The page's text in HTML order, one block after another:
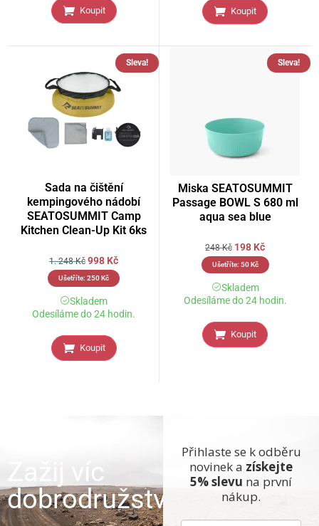
Koupit Koupit
Sleva!
Sada na čištění
kempingového nádobí
SEATOSUMMIT Camp
Kitchen Clean-Up Kit 6ks
1. 248Kč 998 Kč
Ušetříte: 250Kč
Skladem
Odesíláme do 24 hodin.
Koupit
Sleva!
Miska SEATOSUMMIT
Passage BOWL S 680 ml
aqua sea blue
248Kč 198 Kč
Ušetříte: 50Kč
Skladem
Odesíláme do 24 hodin.
Koupit
Zažij víc
dobrodružství
Přihlaste se k odběru
novinek a získejte
5% slevu na první
nákup.